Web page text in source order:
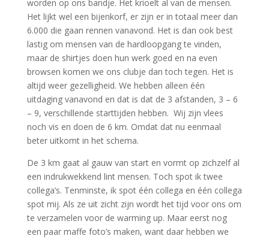
worden op ons bandje. Het krioelt al van de mensen.
Het lijkt wel een bijenkorf, er zijn er in totaal meer dan
6.000 die gaan rennen vanavond. Het is dan ook best
lastig om mensen van de hardloopgang te vinden,
maar de shirtjes doen hun werk goed en na even
browsen komen we ons clubje dan toch tegen. Het is
altijd weer gezelligheid. We hebben alleen één
uitdaging vanavond en dat is dat de 3 afstanden, 3 – 6
– 9, verschillende starttijden hebben. Wij zijn vlees
noch vis en doen de 6 km. Omdat dat nu eenmaal
beter uitkomt in het schema.
De 3 km gaat al gauw van start en vormt op zichzelf al
een indrukwekkend lint mensen. Toch spot ik twee
collega’s. Tenminste, ik spot één collega en één collega
spot mij. Als ze uit zicht zijn wordt het tijd voor ons om
te verzamelen voor de warming up. Maar eerst nog
een paar maffe foto’s maken, want daar hebben we